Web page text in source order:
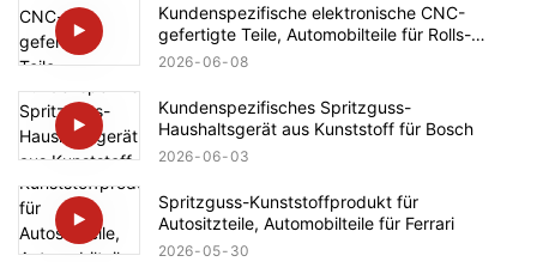
Kundenspezifische elektronische CNC-
gefertigte Teile, Automobilteile für Rolls-
Royce
2026 06 08
Kundenspezifisches Spritzguss-
Haushaltsgerät aus Kunststoff für Bosch
2026 06 03
Spritzguss-Kunststoffprodukt für
Autositzteile, Automobilteile für Ferrari
2026 05 30